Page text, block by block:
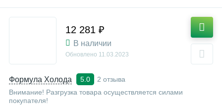
Формула Холода 5.0
2 отзыва
Внимание! Разгрузка товара осуществляется силами
покупателя!
12 281 ₽
В наличии
Обновлено 11.03.2023